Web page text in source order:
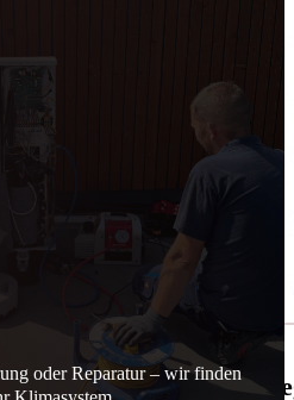
Energie für
oder Reparatur – wir finden